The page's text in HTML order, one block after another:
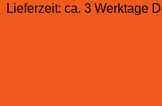
Lieferzeit: ca. 3 Werktage